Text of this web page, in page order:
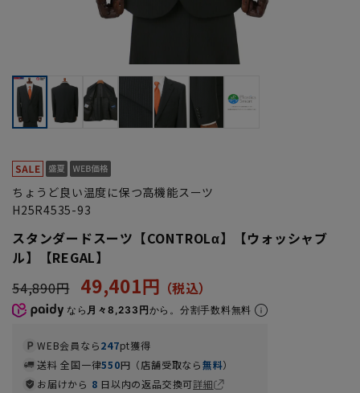
ちょうど良い温度に保つ高機能スーツ
H25R4535-93
スタンダードスーツ【CONTROLα】【ウォッシャブ
ル】【REGAL】
54,890円
49,401円
なら 月々8,233円から。分割手数料無料
WEB会員なら247pt獲得
送料 全国一律550円（店舗受取なら無料）
お届けから 8 日以内の返品交換可詳細